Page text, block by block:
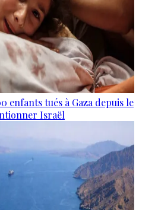
enfants tués à Gaza depuis le
Israël